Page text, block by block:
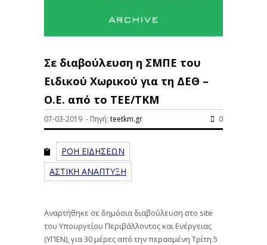
Σε διαβούλευση η ΣΜΠΕ του
Ειδικού Χωρικού για τη ΔΕΘ –
Ο.Ε. από το ΤΕΕ/ΤΚΜ
07-03-2019 - Πηγή: teetkm.gr 0
ΡΟΗ ΕΙΔΗΣΕΩΝ
ΑΣΤΙΚΗ ΑΝΑΠΤΥΞΗ
Αναρτήθηκε σε δημόσια διαβούλευση στο site
του Υπουργείου Περιβάλλοντος και Ενέργειας
(ΥΠΕΝ), για 30 μέρες από την περασμένη Τρίτη 5